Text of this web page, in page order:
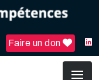
Faire un don